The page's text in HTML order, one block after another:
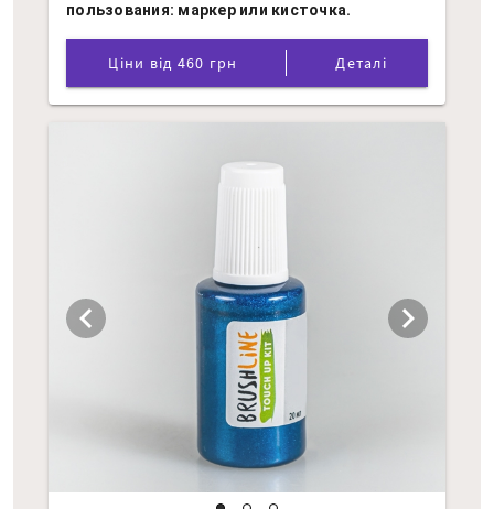
пользования: маркер или кисточка.
Ціни від 460 грн Деталі
chevron_left chevron_right